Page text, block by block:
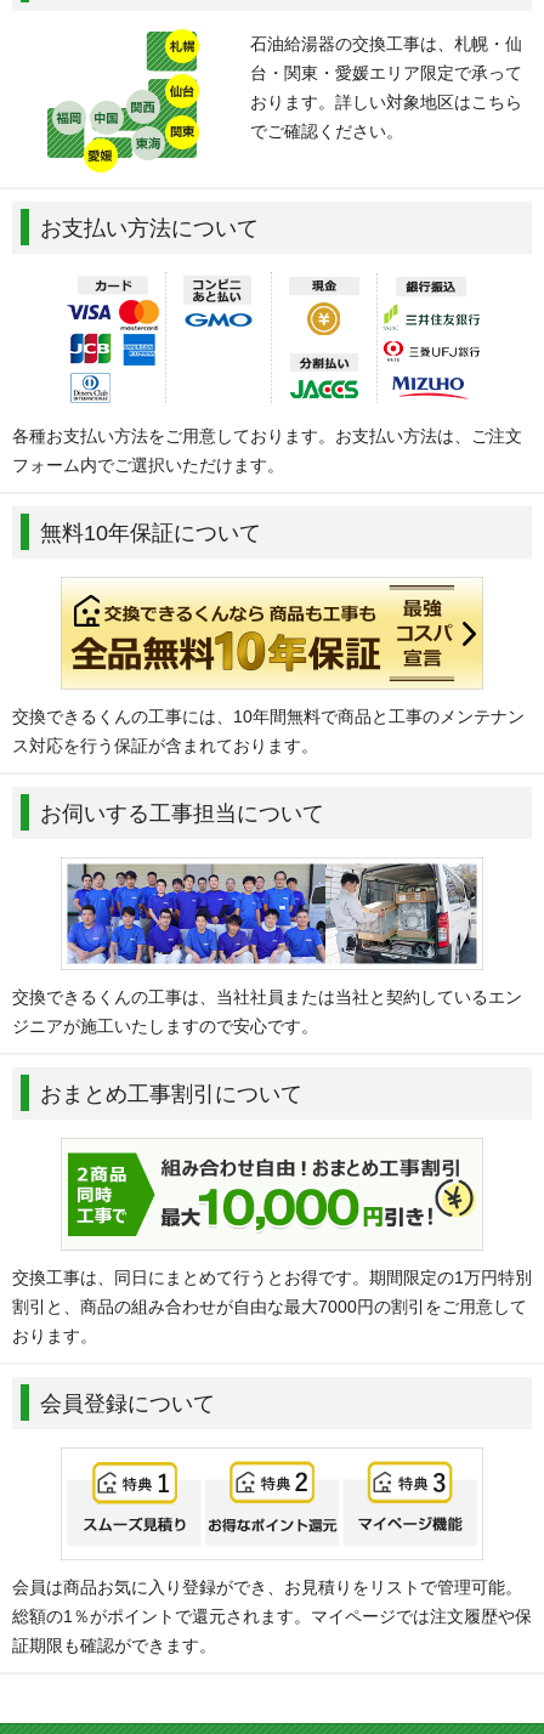
佐倉市、白井市、袖ケ浦市
千葉市（ 中央区、花見川区、稲毛区、若葉区、緑区、美
浜区）
富里市
流山市、習志野市、成田市、野田市
ま： 松戸市
八街市、八千代市、四街道市
茨城県
あ： 石岡市(一部地域)、稲敷郡(阿見町)、牛久市、小美玉市
(一部地域)
か： かすみがうら市(常磐自動車道以東)、北相馬郡(利根町)、
古河市
市、常総市
た：
筑西市、つくば市、つくばみらい市、土浦市、取手市
は： 坂東市、東茨城郡(茨城町)
ま： 水戸市、守谷市
や： 結城郡(八千代町)、結城市
ら： 龍ケ崎市
石岡市 詳細地域
栃木県
あ： 足利市(北関東自動車道以南)、宇都宮市(国道293号以
南)、小山市
か： 上三川町
さ： 佐野市(北関東自動車道以南)、下都賀郡(野木町・壬生
町)、下野市
た： 栃木市(東北自動車道以東側)
太田市(北関東自動車道以南)、伊勢崎市
さ： 佐波郡玉村町
た： 高崎市（旧高崎市、新町）、館林市
ま： 前橋市（旧前橋市、旧大胡町、旧宮城村国道353号以
南、粕川町国道353号以南、旧富士見村国道353号以南）
本社
東京都渋谷区東1-26-20
東京都渋谷区代官山17-5
横浜サービスセンター
神奈川県横浜市都筑区中川3丁目37-1
埼玉サービスセンター
埼玉県川口市戸塚東3-33-1
千葉サービスセンター
千葉県船橋市海神町南1丁目1615-4
石油給湯器の交換工事は、札幌・仙
台・関東・愛媛エリア限定で承って
おります。詳しい対象地区はこちら
でご確認ください。
お支払い方法について
各種お支払い方法をご用意しております。お支払い方法は、ご注文
フォーム内でご選択いただけます。
無料10年保証について
交換できるくんの工事には、10年間無料で商品と工事のメンテナン
ス対応を行う保証が含まれております。
お伺いする工事担当について
交換できるくんの工事は、当社社員または当社と契約しているエン
ジニアが施工いたしますので安心です。
おまとめ工事割引について
交換工事は、同日にまとめて行うとお得です。期間限定の1万円特別
割引と、商品の組み合わせが自由な最大7000円の割引をご用意して
おります。
会員登録について
会員は商品お気に入り登録ができ、お見積りをリストで管理可能。
総額の1％がポイントで還元されます。マイページでは注文履歴や保
証期限も確認ができます。